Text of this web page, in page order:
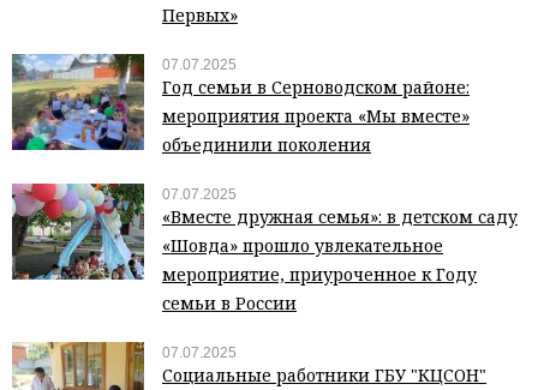
Первых»
07.07.2025
Год семьи в Серноводском районе:
мероприятия проекта «Мы вместе»
объединили поколения
07.07.2025
«Вместе дружная семья»: в детском саду
«Шовда» прошло увлекательное
мероприятие, приуроченное к Году
семьи в России
07.07.2025
Социальные работники ГБУ "КЦСОН"